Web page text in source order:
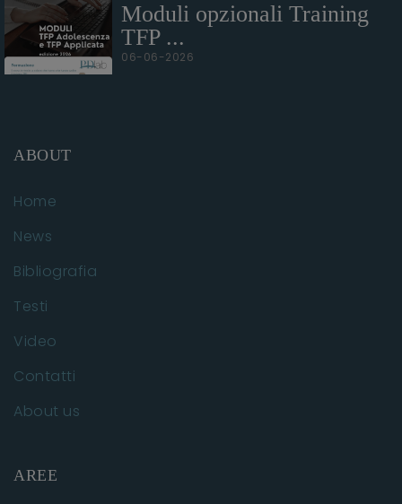
Moduli opzionali Training
TFP ...
06-06-2026
ABOUT
Home
News
Bibliografia
Testi
Video
Contatti
About us
AREE